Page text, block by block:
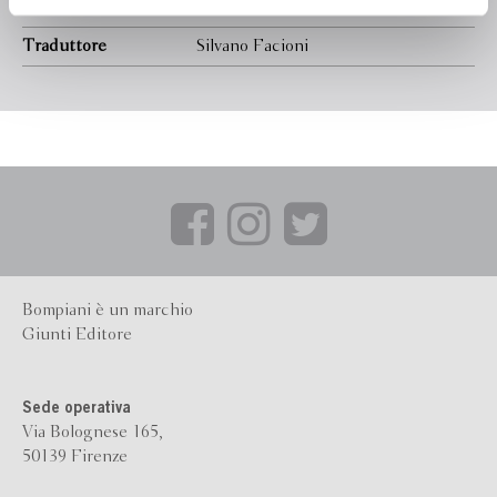
Traduttore Silvano Facioni
Bompiani è un marchio
Giunti Editore
Sede operativa
Via Bolognese 165,
50139 Firenze